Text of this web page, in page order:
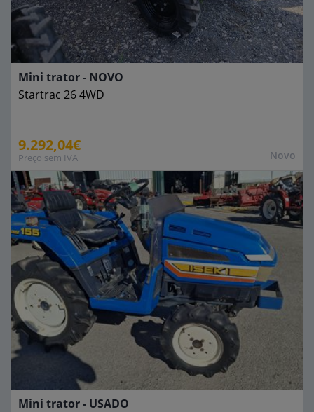
Novo
Mini trator - NOVO
Startrac 26 4WD
9.292,04€
Preço sem IVA
Mini trator - USADO